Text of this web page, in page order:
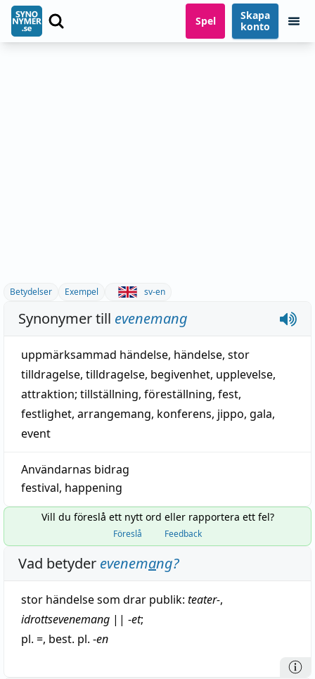
Spel
Skapa
konto
Betydelser Exempel sv-en
Synonymer till evenemang
uppmärksammad händelse, händelse, stor
tilldragelse, tilldragelse, begivenhet, upplevelse,
attraktion; tillställning, föreställning, fest,
festlighet, arrangemang, konferens, jippo, gala,
event
Användarnas bidrag
festival, happening
Vill du föreslå ett nytt ord eller rapportera ett fel?
Föreslå Feedback
Vad betyder evenemang?
stor händelsesom drar publik: teater-,
idrottsevenemang || -et;
pl. =, best. pl. -en